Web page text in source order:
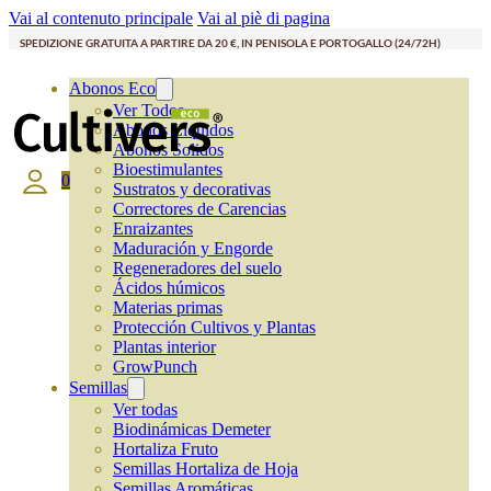
Vai al contenuto principale Vai al piè di pagina
SPEDIZIONE GRATUITA A PARTIRE DA 20 €, IN PENISOLA E PORTOGALLO (24/72H)
Abonos Eco
Ver Todos
Abonos Líquidos
Abonos Solidos
Bioestimulantes
Sustratos y decorativas
Correctores de Carencias
Enraizantes
Maduración y Engorde
Regeneradores del suelo
Ácidos húmicos
Materias primas
Protección Cultivos y Plantas
Plantas interior
GrowPunch
Semillas
Ver todas
Biodinámicas Demeter
Hortaliza Fruto
Semillas Hortaliza de Hoja
0